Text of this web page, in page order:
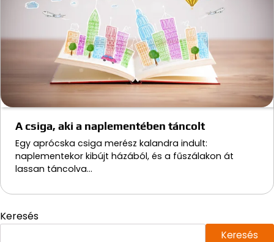
A csiga, aki a naplementében táncolt
Egy aprócska csiga merész kalandra indult:
naplementekor kibújt házából, és a fűszálakon át
lassan táncolva…
Keresés
Keresés